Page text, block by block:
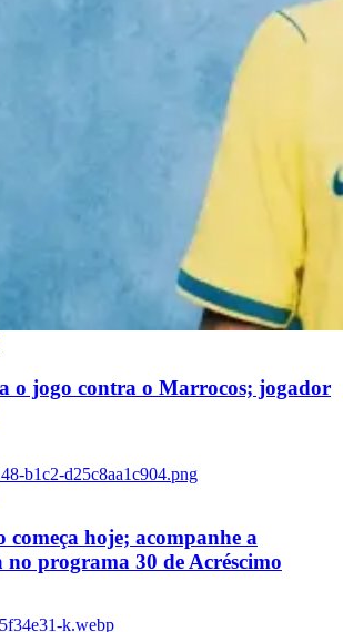
o jogo contra o Marrocos; jogador
hoje; acompanhe a
programa 30 de Acréscimo